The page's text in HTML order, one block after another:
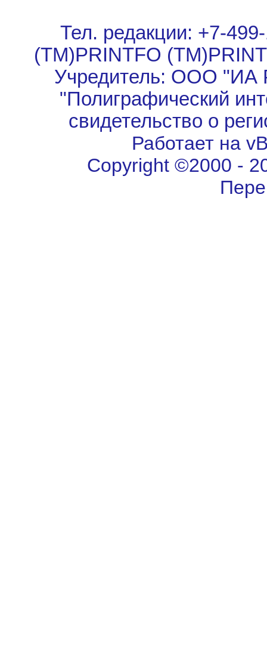
Тел. редакции: +7-
(TM)PRINTFO
Учредитель: ООО "ИА
"Полиграфический
свидетельство о
Работает на
Copyright ©2000 -